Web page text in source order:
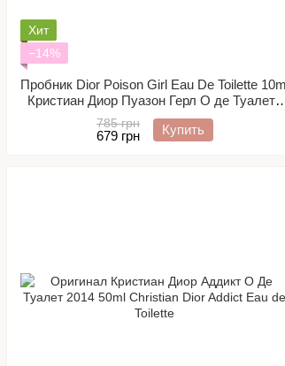
Хит
−14%
Пробник Dior Poison Girl Eau De Toilette
Кристиан Диор Пуазон Герл О де Туалетт
Распив/ Отливант
785 грн
679 грн Купить